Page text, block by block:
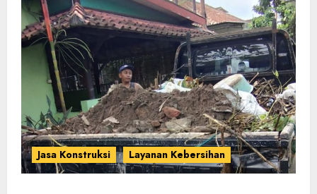
Jasa Konstruksi Layanan Kebersihan